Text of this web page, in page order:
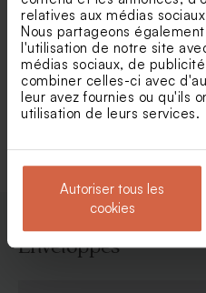
relatives aux médias
Nous partageons
l'utilisation de notre site
médias sociaux, de
combiner celles-ci avec
leur avez fournies ou qu'ils
utilisation de leurs services.
Autoriser tous les
cookies
Faire part baptême animaux
de la forêt et dorure
Voir toute la
Enveloppes